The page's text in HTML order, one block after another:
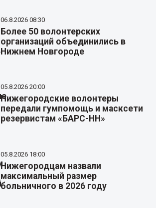
06.8.2026 08:30
Более 50 волонтерских
организаций объединились в
Нижнем Новгороде
05.8.2026 20:00
Нижегородские волонтеры
передали гумпомощь и масксети
резервистам «БАРС-НН»
05.8.2026 18:00
Нижегородцам назвали
максимальный размер
больничного в 2026 году